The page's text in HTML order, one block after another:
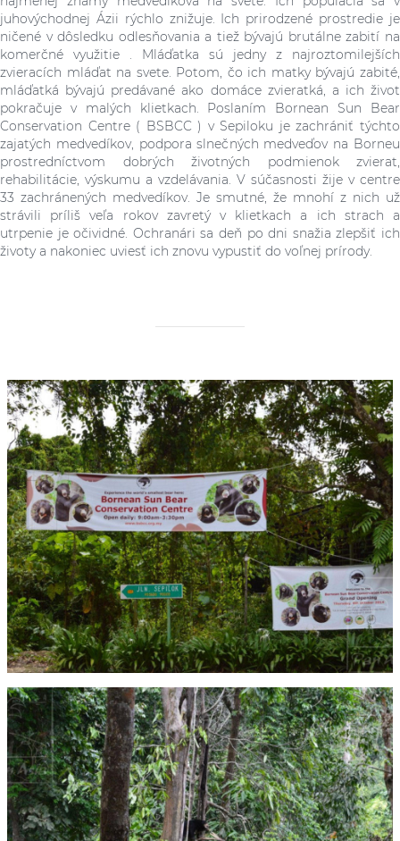
juhovýchodnej Ázii rýchlo znižuje. Ich prirodzené prostredie je
ničené v dôsledku odlesňovania a tiež bývajú brutálne zabití na
komerčné využitie . Mláďatka sú jedny z najroztomilejších
zvieracích mláďat na svete. Potom, čo ich matky bývajú zabité,
mláďatká bývajú predávané ako domáce zvieratká, a ich život
pokračuje v malých klietkach. Poslaním Bornean Sun Bear
Conservation Centre ( BSBCC ) v Sepiloku je zachrániť týchto
zajatých medvedíkov, podpora slnečných medveďov na Borneu
prostredníctvom dobrých životných podmienok zvierat,
rehabilitácie, výskumu a vzdelávania. V súčasnosti žije v centre
33 zachránených medvedíkov. Je smutné, že mnohí z nich už
strávili príliš veľa rokov zavretý v klietkach a ich strach a
utrpenie je očividné. Ochranári sa deň po dni snažia zlepšiť ich
životy a nakoniec uviesť ich znovu vypustiť do voľnej prírody.